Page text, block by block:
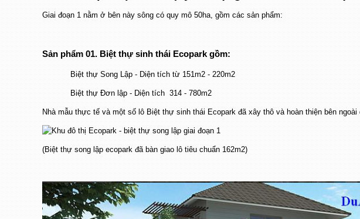
Giai đoạn 1 nằm ở bên này sông có quy mô 50ha, gồm các sản phẩm:
Sản phẩm 01. Biệt thự sinh thái Ecopark gồm:
Biệt thự Song Lập - Diện tích từ 151m2 - 220m2
Biệt thự Đơn lập - Diện tích 314 - 780m2
Nhà mẫu thực tế và một số lô Biệt thự sinh thái Ecopark đã xây thô và hoàn thiện bên ngoài
(Biệt thự song lập ecopark đã bàn giao lô tiêu chuẩn 162m2)